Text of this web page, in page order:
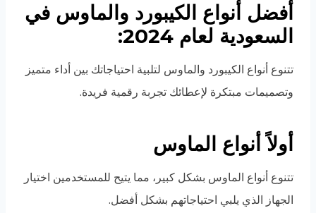
أفضل أنواع الكيبورد والماوس في
السعودية لعام 2024:
تتنوع أنواع الكيبورد والماوس لتلبية احتياجاتك بين أداء متميز
وتصميمات مبتكرة لإعطائك تجربة رقمية فريدة.
أولاً أنواع الماوس
تتنوع أنواع الماوس بشكل كبير، مما يتيح للمستخدمين اختيار
الجهاز الذي يلبي احتياجاتهم بشكل أفضل.